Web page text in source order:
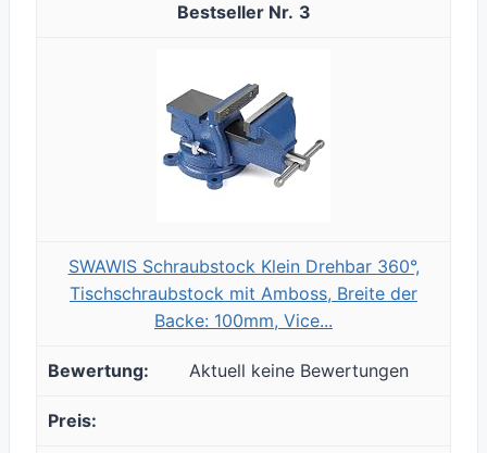
3
SWAWIS Schraubstock Klein Drehbar 360°,
Tischschraubstock mit Amboss, Breite der
Backe: 100mm, Vice...
Aktuell keine Bewertungen